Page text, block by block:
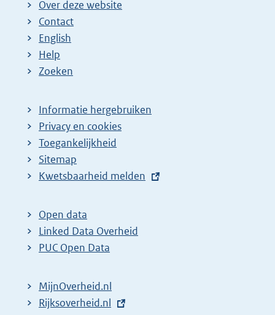
Over deze website
Contact
English
Help
Zoeken
Informatie hergebruiken
Privacy en cookies
Toegankelijkheid
Sitemap
E
t
e
r
l
i
Kwetsbaarheid melden
Open data
Linked Data Overheid
PUC Open Data
MijnOverheid.nl
E
Rijksoverheid.nl